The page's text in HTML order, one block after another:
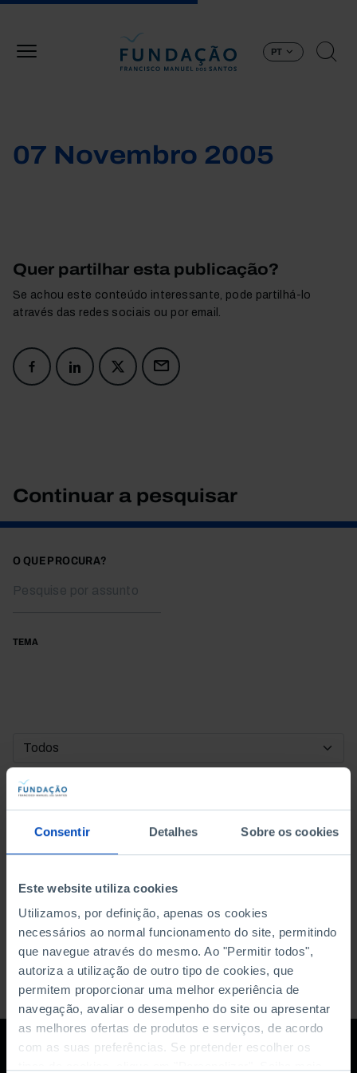
Consentir Detalhes Sobre os cookies
Este website utiliza cookies
Utilizamos, por definição, apenas os cookies
necessários ao normal funcionamento do site, permitindo
que navegue através do mesmo. Ao "Permitir todos",
autoriza a utilização de outro tipo de cookies, que
permitem proporcionar uma melhor experiência de
navegação, avaliar o desempenho do site ou apresentar
as melhores ofertas de produtos e serviços, de acordo
com as suas preferências. Se pretender escolher os
PT
07 Novembro 2005
Quer partilhar esta publicação?
Se achou este conteúdo interessante, pode partilhá-lo
através das redes sociais ou por email.
Continuar a pesquisar
O QUE PROCURA?
TEMA
DATA DE INÍCIO
DATA DE FIM